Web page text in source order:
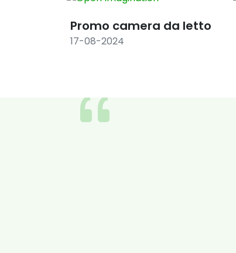
Promo camera da letto
17-08-2024